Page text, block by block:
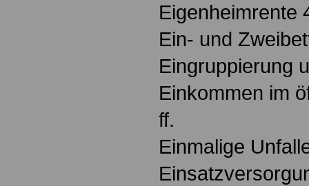
Eigenheimrente
Ein- und
Eingruppierung
Einkommen im
ff.
Einmalige